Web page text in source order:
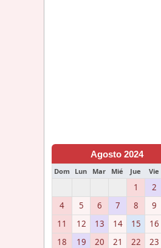
Agosto 2024
Dom Lun Mar Mié Jue Vie
1 2
4
5 6 7 8 9
11
12 13 14 15 16
18
19 20 21 22 23